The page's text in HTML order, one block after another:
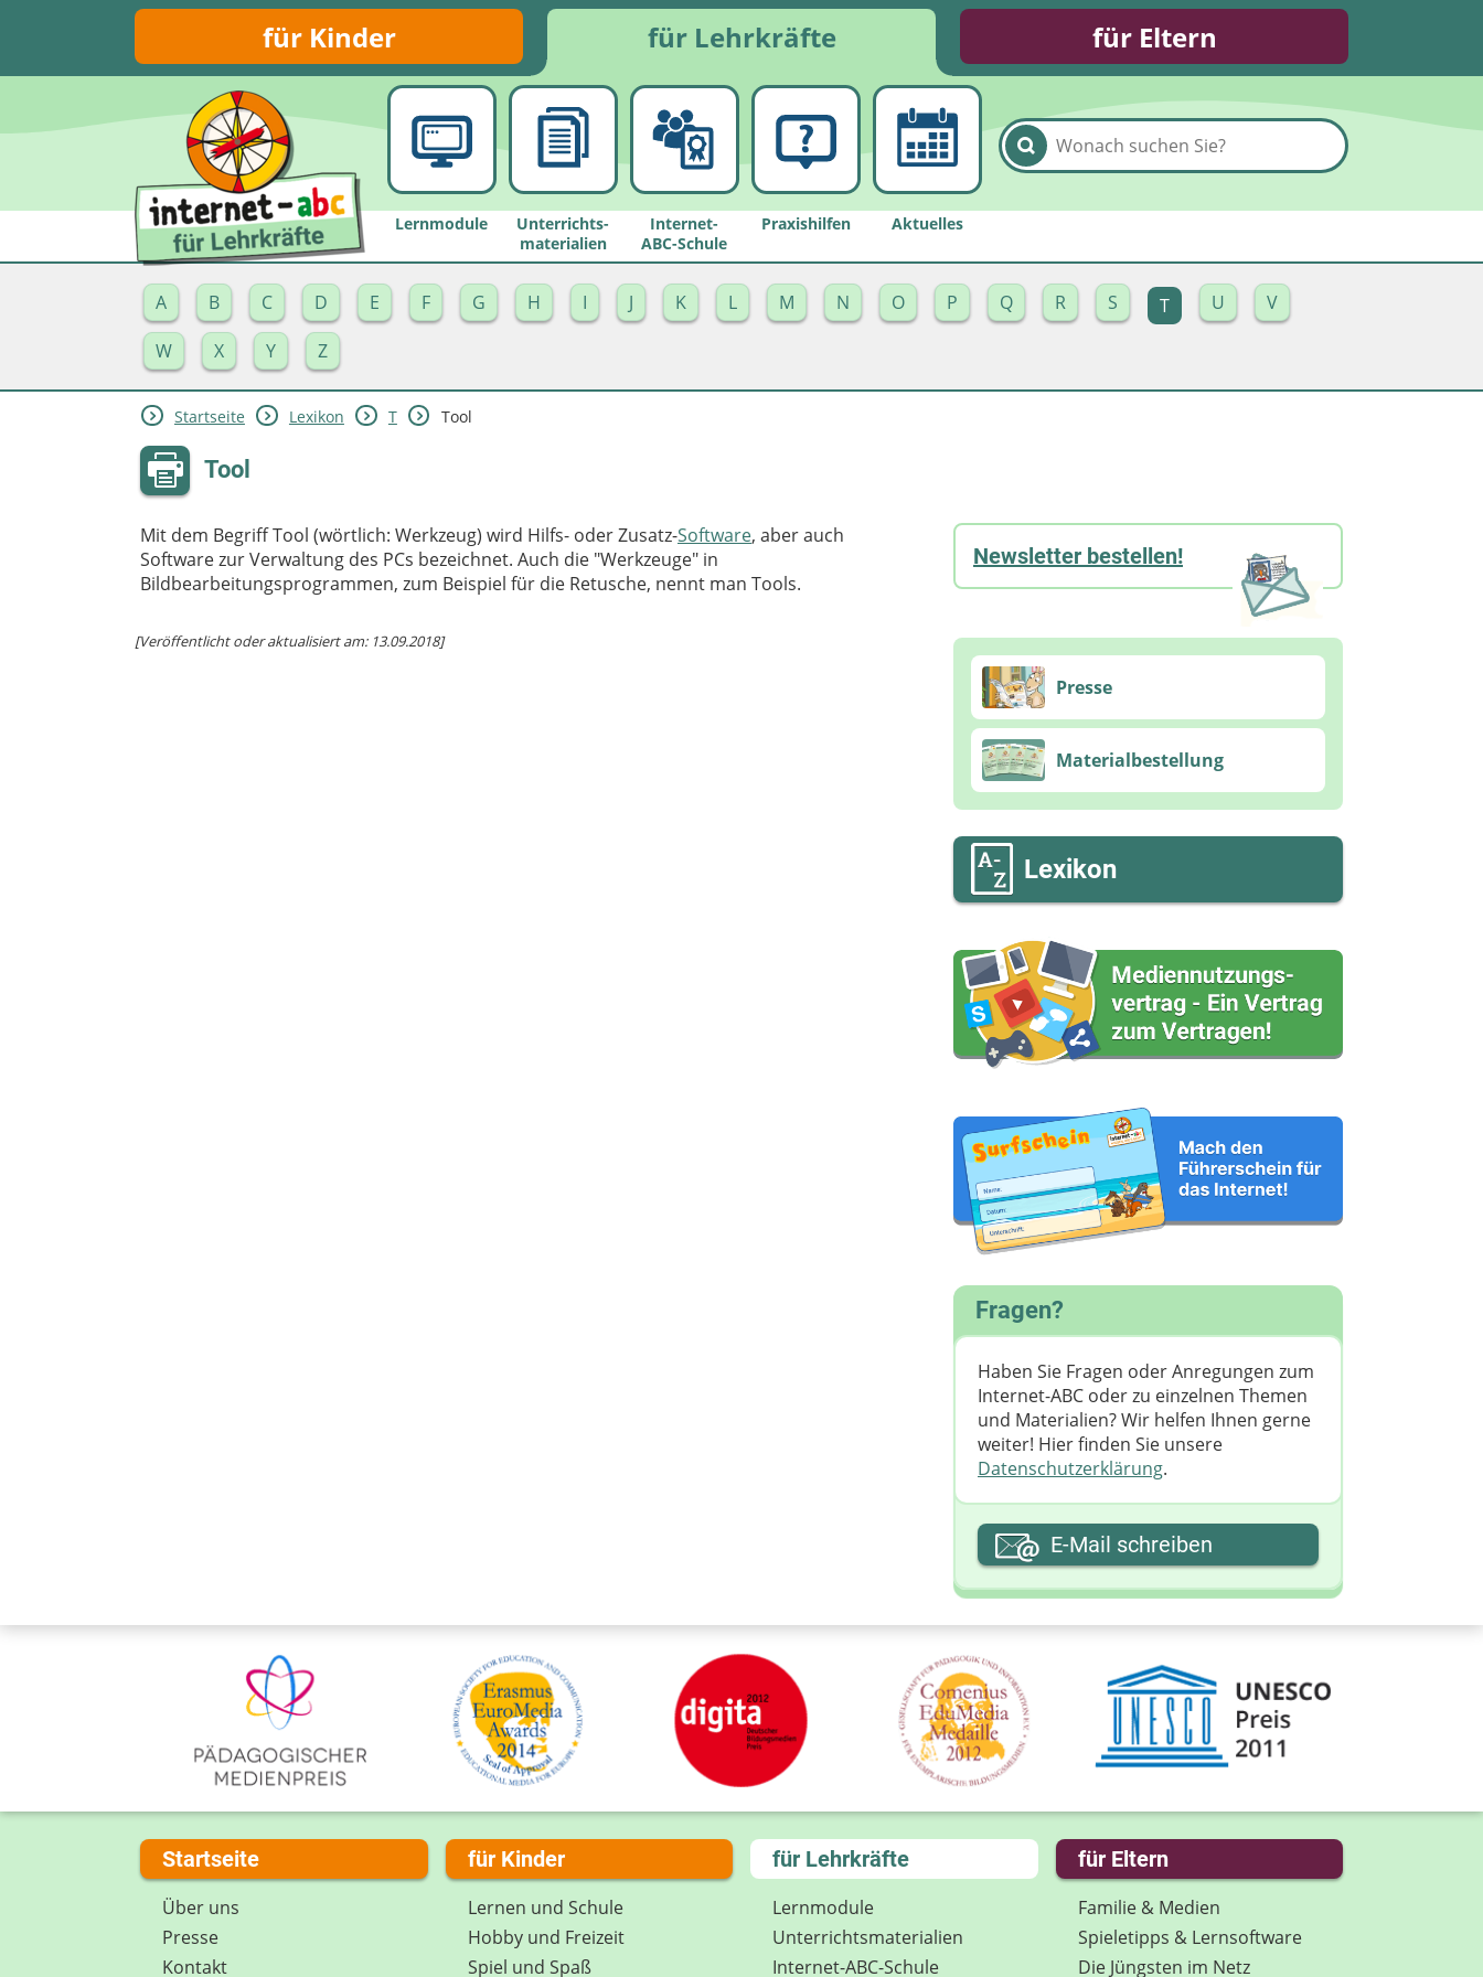
für Kinder für Lehrkräfte für Eltern
Lernmodule
Unterrichts­
materialien
Internet-
ABC-Schule
Praxishilfen Aktuelles
A B C D E F G H I J K L M N O P Q R S T U
V
W
X Y Z
Startseite Lexikon T Tool
Tool
Mit dem Begriff Tool (wörtlich: Werkzeug) wird Hilfs- oder Zusatz-Software, aber auch
Software zur Verwaltung des PCs bezeichnet. Auch die "Werkzeuge" in
Bildbearbeitungsprogrammen, zum Beispiel für die Retusche, nennt man Tools.
[Veröffentlicht oder aktualisiert am: 13.09.2018]
Newsletter bestellen!
Presse
Materialbestellung
Lexikon
Fragen?
Haben Sie Fragen oder Anregungen zum
Internet-ABC oder zu einzelnen Themen
und Materialien? Wir helfen Ihnen gerne
weiter! ​Hier finden Sie unsere
Datenschutzerklärung.
Ihre E-Mail-Adresse
Ihre Nachricht
E-Mail schreiben
Startseite
Über uns
Presse
Kontakt
für Kinder
Lernen und Schule
Hobby und Freizeit
Spiel und Spaß
für Lehrkräfte
Lernmodule
Unterrichts­materialien
Internet-ABC-Schule
für Eltern
Familie & Medien
Spieletipps & Lernsoftware
Die Jüngsten im Netz